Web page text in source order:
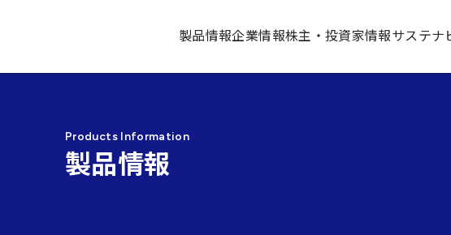
製品情報企業情報株主・投資家情報サステナ
Products Information
製品情報